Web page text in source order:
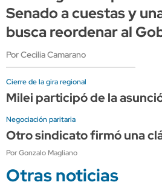
Senado a cuestas y
busca reordenar al
Por Cecilia Camarano
Cierre de la gira regional
Milei participó de la
Negociación paritaria
Otro sindicato firmó una
Por Gonzalo Magliano
Otras noticias